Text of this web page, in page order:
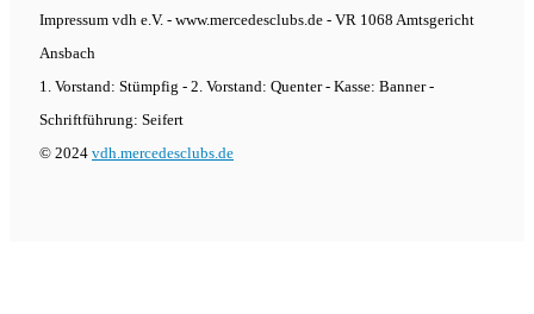
Impressum vdh e.V. - www.mercedesclubs.de - VR 1068 Amtsgericht
Ansbach
1. Vorstand: Stümpfig - 2. Vorstand: Quenter - Kasse: Banner -
Schriftführung: Seifert
© 2024 vdh.mercedesclubs.de